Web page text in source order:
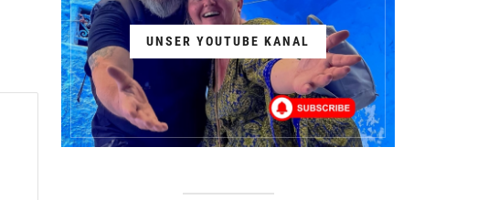
UNSER YOUTUBE KANAL